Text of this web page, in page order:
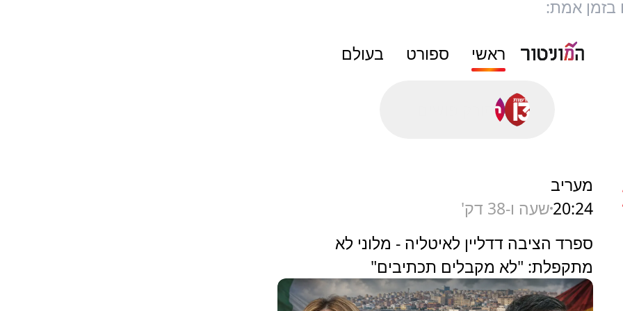
בזמן אמת:
ראשי ספורט בעולם
מעריב
20:24שעה ו-38 דק'
ספרד הציבה דדליין לאיטליה - מלוני לא
מתקפלת: "לא מקבלים תכתיבים"